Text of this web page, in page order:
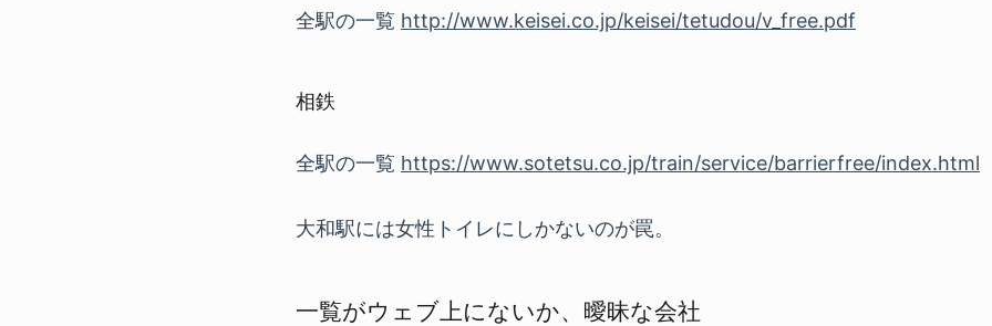
全駅の一覧 http://www.keisei.co.jp/keisei/tetudou/v_free.pdf
相鉄
全駅の一覧 https://www.sotetsu.co.jp/train/service/barrierfree/index.html
大和駅には女性トイレにしかないのが罠。
一覧がウェブ上にないか、曖昧な会社